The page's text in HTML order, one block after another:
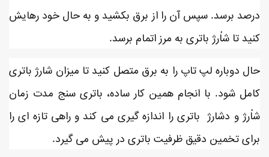
درصد برسد. سپس آن را از برق بکشید و به حال خود رهایش
کنید تا شاٰرژ باتری به مرز اتمام برسد.
حال دوباره لپ تاپ را به برق متصل کنید تا میزان شارژ باتری
کامل شود. با انجام همین کار ساده، باتری سنج مدت زمان
شاٰرژ و دشارژ باتری را اندازه گیری می کند و راهی تازه ای را
برای تخمین دقیق ظرفیت باتری در پیش می گیرد.